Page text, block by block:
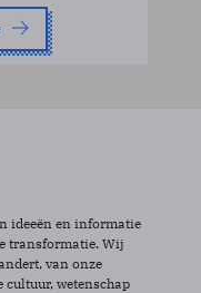
ideeën en informatie
transformatie. Wij
van onze
cultuur, wetenschap